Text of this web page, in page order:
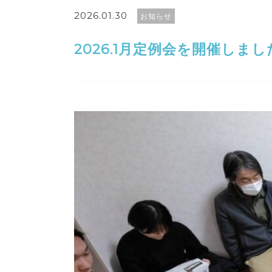
2026.01.30 お知らせ
2026.1月定例会を開催しまし